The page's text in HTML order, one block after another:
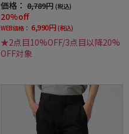
価格： 8,789円 (税込)
20%off
WEB価格： 6,990円 (税込)
★2点目10%OFF/3点目以降20%
OFF対象